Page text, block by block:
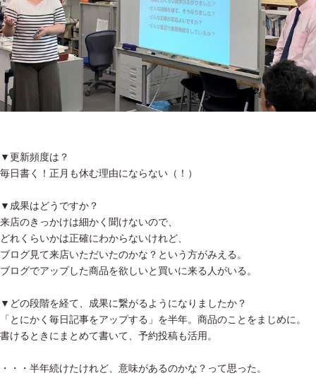
▼更新頻度は？
毎日書く！正月も休む理由にならない（！）
▼成果はどうですか？
来店のきっかけは細かく聞けないので、
どれくらいかは正確にわからないけれど、
ブログ見て来店いただいたのかな？という方がみえる。
ブログでアップした商品を欲しいと買いに来る人がいる。
▼どの段階を経て、成果に繋がるようになりましたか？
「とにかく毎日記事をアップする」を半年。商品のことをまじめに。
書けるときにまとめて書いて、予約投稿も活用。
・・・半年続けたけれど、意味があるのかな？って思った。